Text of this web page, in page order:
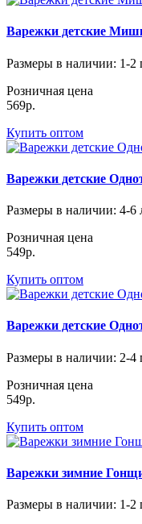
Варежки детские
Размеры в наличии: 1-2
Розничная цена
569р.
Купить оптом
Варежки детские
Размеры в наличии: 4-6
Розничная цена
549р.
Купить оптом
Варежки детские
Размеры в наличии: 2-4
Розничная цена
549р.
Купить оптом
Варежки зимние
Размеры в наличии: 1-2